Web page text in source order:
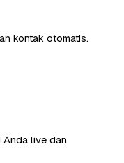
kontak otomatis.
live dan